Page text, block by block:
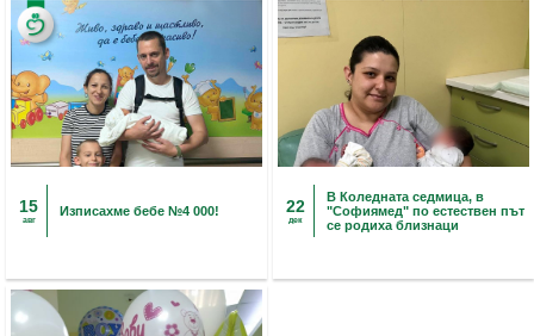
15
авг
Изписахме бебе №4 000! 22
дек
В Коледната седмица, в
"Софиямед" по естествен път
се родиха близнаци